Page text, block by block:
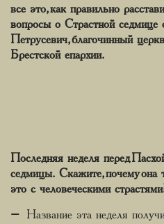
все это, как правильно
вопросы о Страстной седмице
Петрусевич, благочинный
Брестской епархии.
Последняя неделя перед
седмицы. Скажите, почему она
это с человеческими
– Название эта неделя